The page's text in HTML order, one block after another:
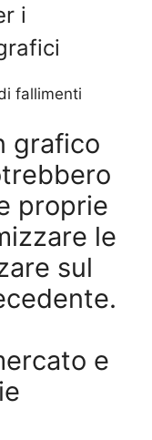
i
fallimenti
grafico
proprie
le
sul
e